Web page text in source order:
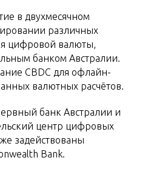
в двухмесячном
различных
цифровой валюты,
банком Австралии.
CBDC для офлайн-
валютных расчётов.
банк Австралии и
центр цифровых
задействованы
Bank.